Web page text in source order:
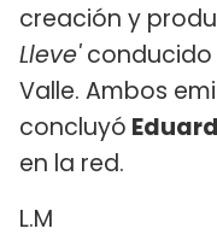
creación y
Lleve'conducido
Valle. Ambos
concluyó
en la red.
L.M